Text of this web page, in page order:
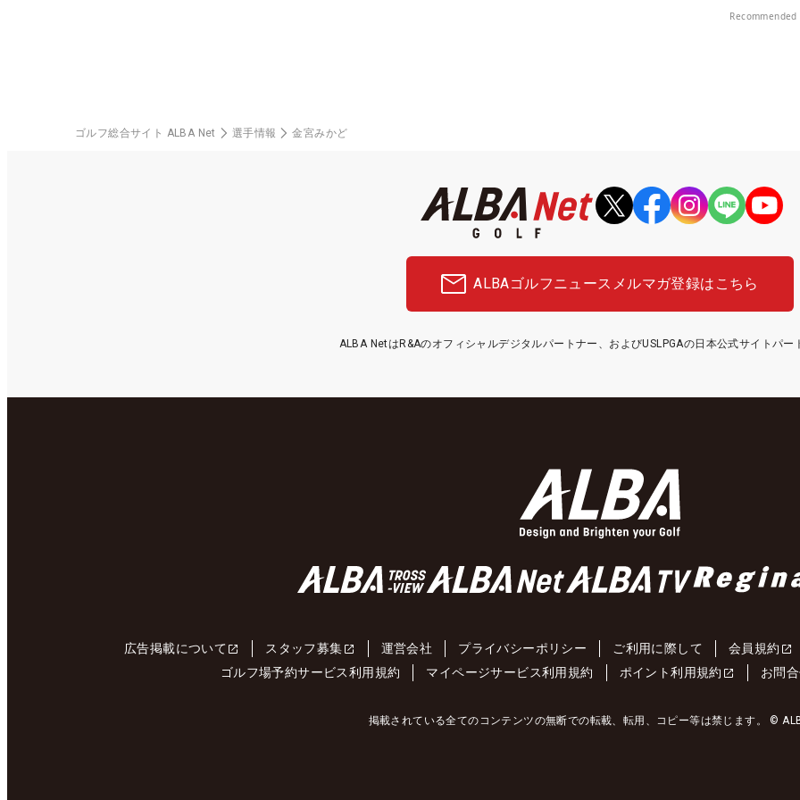
Recommended
ゴルフ総合サイト ALBA Net 選手情報 金宮みかど
ALBAゴルフニュース メルマガ登録はこちら
ALBA NetはR&Aのオフィシャルデジタルパートナー、およびUSLPGAの日本公式サイトパー
広告掲載について スタッフ募集 運営会社 プライバシーポリシー ご利用に際して 会員規約
ゴルフ場予約サービス利用規約
マイページサービス利用規約 ポイント利用規約 お問
掲載されている全てのコンテンツの無断での転載、転用、コピー等は禁じます。 ©